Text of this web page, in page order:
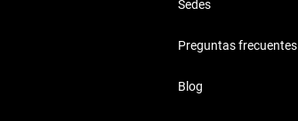
Sedes
Preguntas frecuentes
Blog